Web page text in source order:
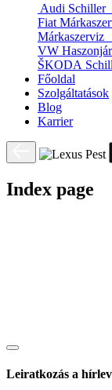
Audi Schiller
Fiat
Márkaszerviz
VW
ŠKODA
Főoldal
Szolgáltatások
Blog
Karrier
Index page
Leiratkozás a